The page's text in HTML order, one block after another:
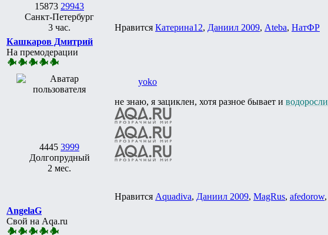
15873 29943
Санкт-Петербург
3 час.
Нравится Катерина12, Даниил 2009, Ateba, НатФР
Кашкаров Дмитрий
На премодерации
4445 3999
Долгопрудный
2 мес.
yoko
не знаю, я зациклен, хотя разное бывает и водоросли
Нравится Aquadiva, Даниил 2009, MagRus, afedorow,
AngelaG
Свой на Aqa.ru